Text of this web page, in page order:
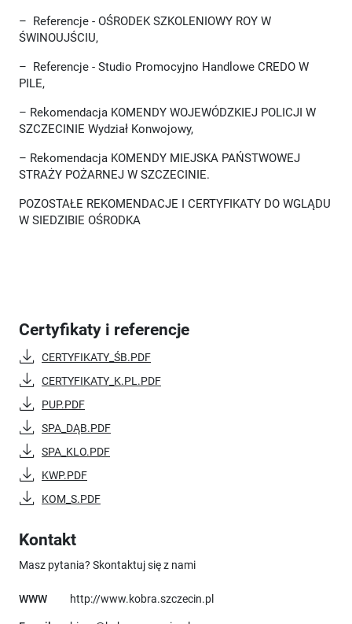
– Referencje - OŚRODEK SZKOLENIOWY ROY W
ŚWINOUJŚCIU,
– Referencje - Studio Promocyjno Handlowe CREDO W
PILE,
– Rekomendacja KOMENDY WOJEWÓDZKIEJ POLICJI W
SZCZECINIE Wydział Konwojowy,
– Rekomendacja KOMENDY MIEJSKA PAŃSTWOWEJ
STRAŻY POŻARNEJ W SZCZECINIE.
POZOSTAŁE REKOMENDACJE I CERTYFIKATY DO WGLĄDU
W SIEDZIBIE OŚRODKA
Certyfikaty i referencje
CERTYFIKATY_ŚB.PDF
CERTYFIKATY_K.PL.PDF
PUP.PDF
SPA_DĄB.PDF
SPA_KLO.PDF
KWP.PDF
KOM_S.PDF
Kontakt
Masz pytania? Skontaktuj się z nami
WWW http://www.kobra.szczecin.plUwaga, link otworzy się w